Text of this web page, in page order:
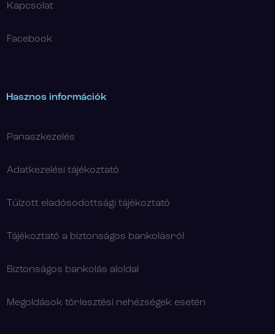
Kapcsolat
Facebook
Hasznos információk
Panaszkezelés
Adatkezelési tájékoztató
Túlzott eladósodottsági tájékoztató
Tájékoztató a biztonságos bankolásról
Biztonságos bankolás aloldal
Megoldások törlesztési nehézségek esetén